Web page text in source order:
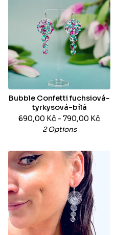
Bubble Confetti fuchsiová-
tyrkysová-bílá
690,00 Kč - 790,00 Kč
2 Options